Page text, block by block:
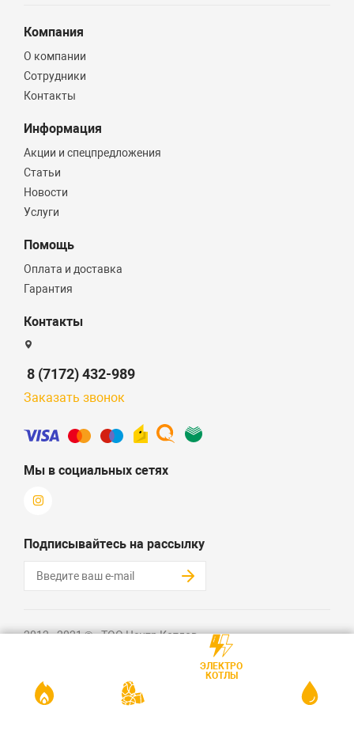
ЭЛЕКТРО
КОТЛЫ
Компания
О компании
Сотрудники
Контакты
Информация
Акции и спецпредложения
Статьи
Новости
Услуги
Помощь
Оплата и доставка
Гарантия
Контакты
8 (7172) 432-989
Заказать звонок
Мы в социальных сетях
Подписывайтесь на рассылку
2012 - 2021 © «ТОО Центр Котлов»
Создание интернет-магазина + SEO - Алматов Кайрат
Политика конфиденциальности